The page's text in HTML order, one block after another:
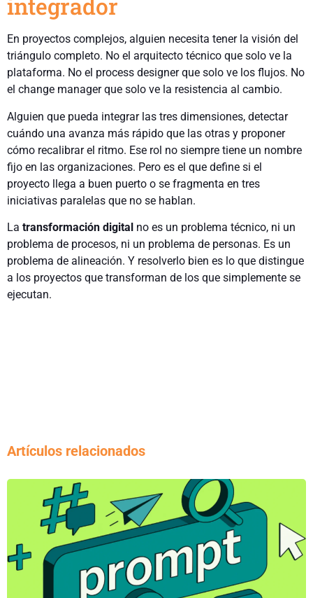
integrador
En proyectos complejos, alguien necesita tener la visión del
triángulo completo. No el arquitecto técnico que solo ve la
plataforma. No el process designer que solo ve los flujos. No
el change manager que solo ve la resistencia al cambio.
Alguien que pueda integrar las tres dimensiones, detectar
cuándo una avanza más rápido que las otras y proponer
cómo recalibrar el ritmo. Ese rol no siempre tiene un nombre
fijo en las organizaciones. Pero es el que define si el
proyecto llega a buen puerto o se fragmenta en tres
iniciativas paralelas que no se hablan.
La transformación digital no es un problema técnico, ni un
problema de procesos, ni un problema de personas. Es un
problema de alineación. Y resolverlo bien es lo que distingue
a los proyectos que transforman de los que simplemente se
ejecutan.
Artículos relacionados